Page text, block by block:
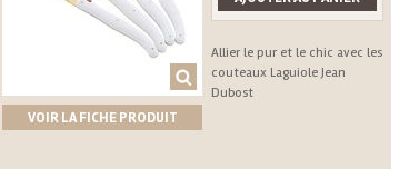
VOIR LA FICHE PRODUIT
Allier le pur et le chic avec les
couteaux Laguiole Jean
Dubost